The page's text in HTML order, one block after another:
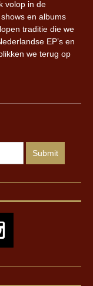
volop in de
en albums
traditie die we
EP’s en
we terug op